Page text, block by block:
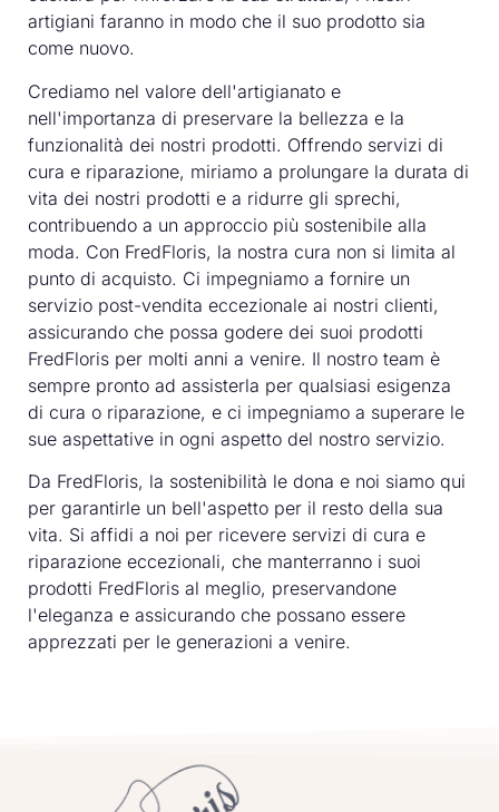
artigiani faranno in modo che il suo prodotto sia
come nuovo.
Crediamo nel valore dell'artigianato e
nell'importanza di preservare la bellezza e la
funzionalità dei nostri prodotti. Offrendo servizi di
cura e riparazione, miriamo a prolungare la durata di
vita dei nostri prodotti e a ridurre gli sprechi,
contribuendo a un approccio più sostenibile alla
moda. Con FredFloris, la nostra cura non si limita al
punto di acquisto. Ci impegniamo a fornire un
servizio post-vendita eccezionale ai nostri clienti,
assicurando che possa godere dei suoi prodotti
FredFloris per molti anni a venire. Il nostro team è
sempre pronto ad assisterla per qualsiasi esigenza
di cura o riparazione, e ci impegniamo a superare le
sue aspettative in ogni aspetto del nostro servizio.
Da FredFloris, la sostenibilità le dona e noi siamo qui
per garantirle un bell'aspetto per il resto della sua
vita. Si affidi a noi per ricevere servizi di cura e
riparazione eccezionali, che manterranno i suoi
prodotti FredFloris al meglio, preservandone
l'eleganza e assicurando che possano essere
apprezzati per le generazioni a venire.